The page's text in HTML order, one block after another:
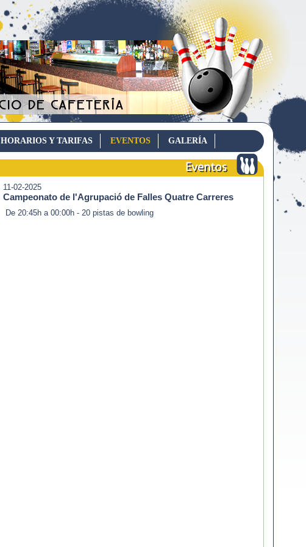
HORARIOS Y TARIFAS EVENTOS
GALERÍA
11-02-2025
Campeonato de l'Agrupació de Falles Quatre Carreres
De 20:45h a 00:00h - 20 pistas de bowling